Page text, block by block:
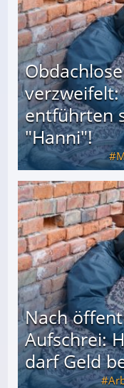
entführten
"Hanni"!
entführten seine
Nach
Aufschrei:
darf Geld